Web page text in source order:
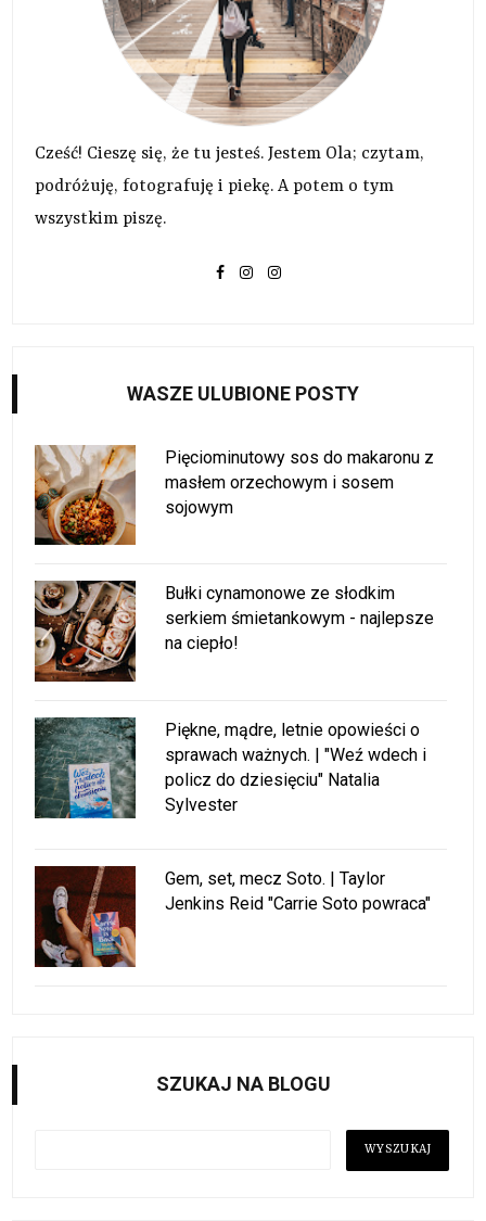
Cześć! Cieszę się, że tu jesteś. Jestem Ola; czytam,
podróżuję, fotografuję i piekę. A potem o tym
wszystkim piszę.
WASZE ULUBIONE POSTY
Pięciominutowy sos do makaronu z
masłem orzechowym i sosem
sojowym
Bułki cynamonowe ze słodkim
serkiem śmietankowym - najlepsze
na ciepło!
Piękne, mądre, letnie opowieści o
sprawach ważnych. | "Weź wdech i
policz do dziesięciu" Natalia
Sylvester
Gem, set, mecz Soto. | Taylor
Jenkins Reid "Carrie Soto powraca"
SZUKAJ NA BLOGU